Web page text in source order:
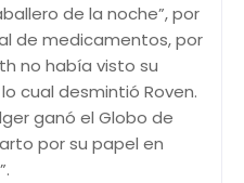
de la noche”, por
de medicamentos, por
no había visto su
cual desmintió Roven.
ganó el Globo de
por su papel en